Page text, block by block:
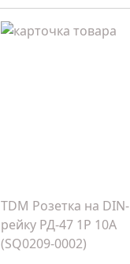
TDM Розетка на DIN-
рейку РД-47 1Р 10А
(SQ0209-0002)